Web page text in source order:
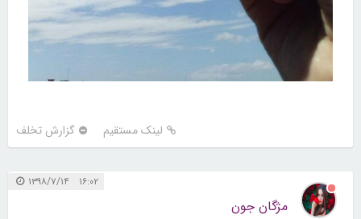
لینک مستقیم گزارش تخلف
۱۶:۰۲ ۱۳۹۸/۷/۱۴
مژگان جون